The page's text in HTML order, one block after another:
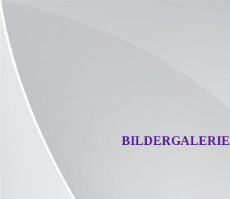
BILDERGALERIE